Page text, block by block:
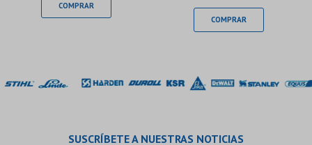
SUSCRÍBETE A NUESTRAS NOTICIAS